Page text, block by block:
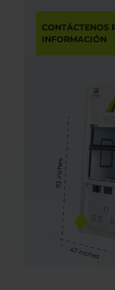
CONTÁCTENOS
INFORMACIÓN